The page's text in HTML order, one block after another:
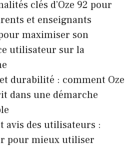
clés d’Oze 92 pour
et enseignants
maximiser son
utilisateur sur la
durabilité : comment Oze
dans une démarche
avis des utilisateurs :
pour mieux utiliser